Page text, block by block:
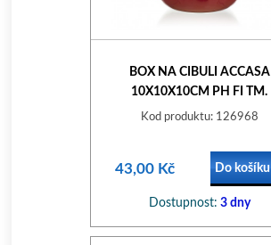
BOX NA CIBULI ACCASA
10X10X10CM PH FI TM.
Kod produktu: 126968
43,00 Kč Do košíku
Dostupnost: 3 dny